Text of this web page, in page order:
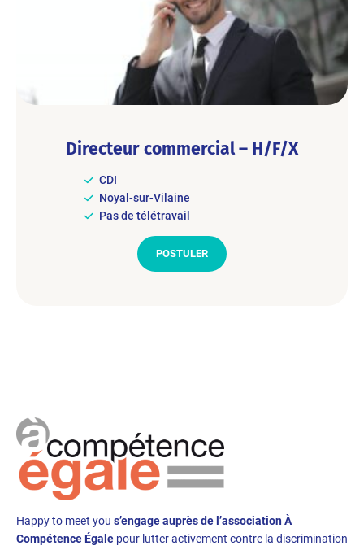
Directeur commercial – H/F/X
CDI
Noyal-sur-Vilaine
Pas de télétravail
POSTULER
Happy to meet you s’engage auprès de l’association À
Compétence Égale pour lutter activement contre la discrimination